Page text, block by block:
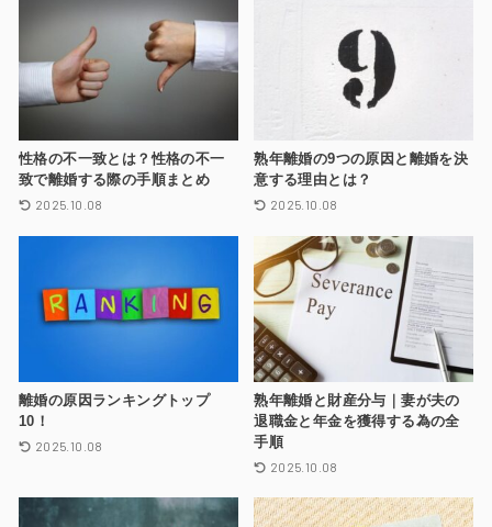
性格の不一致とは？性格の不一
致で離婚する際の手順まとめ
2025.10.08
熟年離婚の9つの原因と離婚を決
意する理由とは？
2025.10.08
離婚の原因ランキングトップ
10！
2025.10.08
熟年離婚と財産分与｜妻が夫の
退職金と年金を獲得する為の全
手順
2025.10.08